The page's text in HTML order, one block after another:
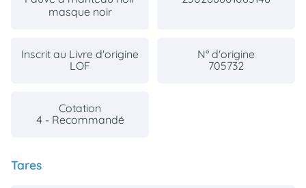
masque noir
Inscrit au Livre d'origine
LOF
N° d'origine
705732
Cotation
4 - Recommandé
Tares